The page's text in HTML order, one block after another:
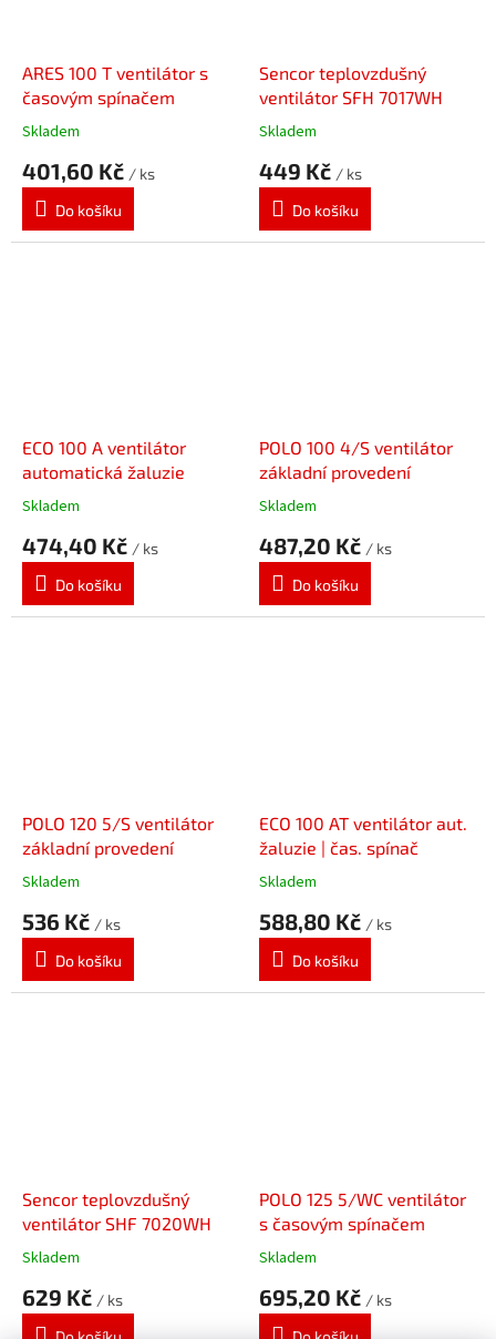
ARES 100 T ventilátor s
časovým spínačem
Skladem
401,60 Kč / ks
Do košíku
Sencor teplovzdušný
ventilátor SFH 7017WH
Skladem
449 Kč / ks
Do košíku
ECO 100 A ventilátor
automatická žaluzie
Skladem
474,40 Kč / ks
Do košíku
POLO 100 4/S ventilátor
základní provedení
Skladem
487,20 Kč / ks
Do košíku
POLO 120 5/S ventilátor
základní provedení
Skladem
536 Kč / ks
Do košíku
ECO 100 AT ventilátor aut.
žaluzie | čas. spínač
Skladem
588,80 Kč / ks
Do košíku
Sencor teplovzdušný
ventilátor SHF 7020WH
Skladem
629 Kč / ks
POLO 125 5/WC ventilátor
s časovým spínačem
Skladem
695,20 Kč / ks